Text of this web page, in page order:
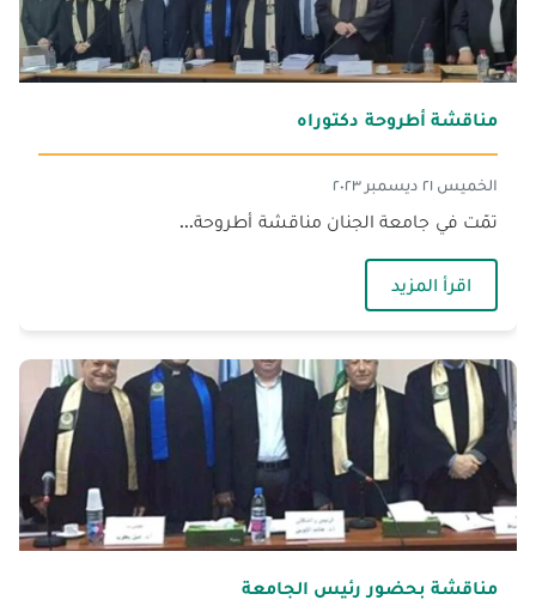
مناقشة أطروحة دكتوراه
الخميس ٢١ ديسمبر ٢٠٢٣
تمّت في جامعة الجنان مناقشة أطروحة...
اقرأ المزيد
مناقشة بحضور رئيس الجامعة